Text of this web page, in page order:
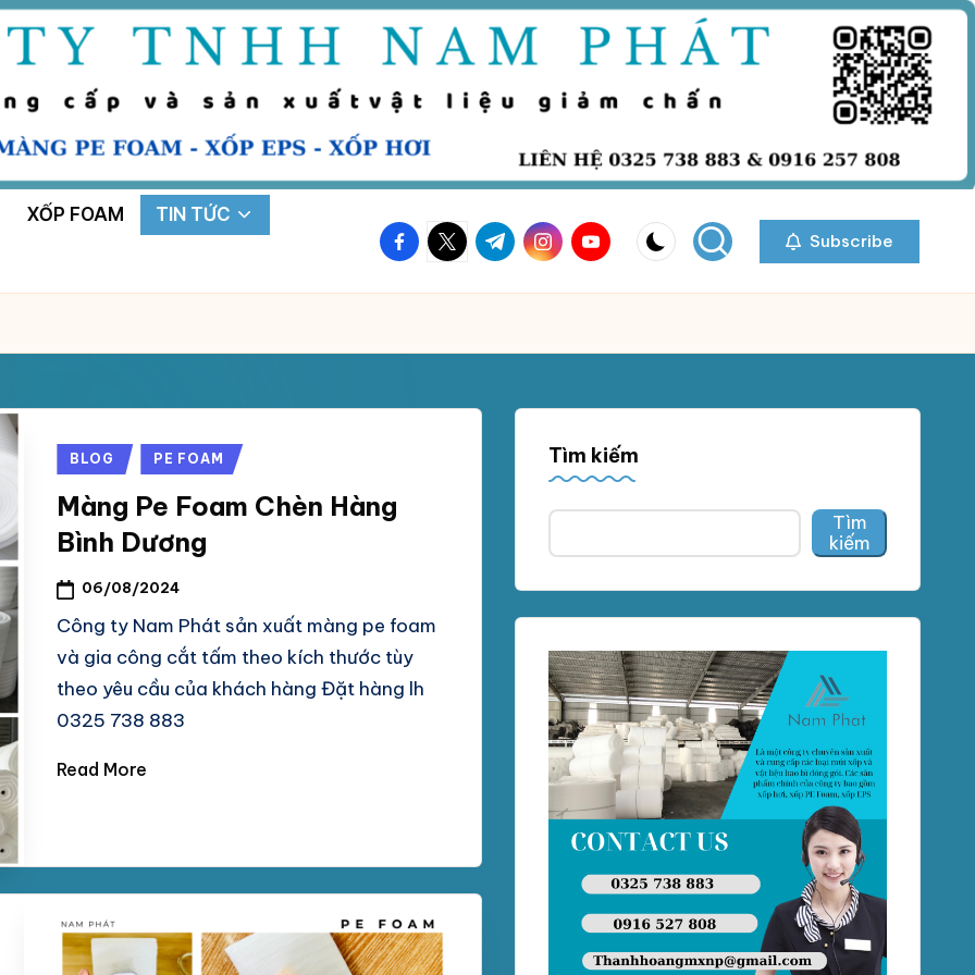
XỐP FOAM TIN TỨC
facebook.com
twitter.com
t.me instagram.com
youtube.com Subscribe
Posted
BLOG PE FOAM
Màng Pe Foam Chèn Hàng
Bình Dương
06/08/2024
Công ty Nam Phát sản xuất màng pe foam
và gia công cắt tấm theo kích thước tùy
theo yêu cầu của khách hàng Đặt hàng lh
0325 738 883
Read More
Tìm kiếm
Tìm
kiếm